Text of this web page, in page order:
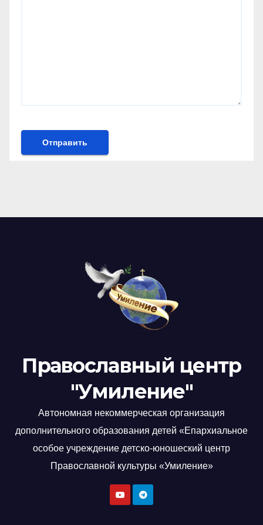
Православный центр
"Умиление"
Автономная некоммерческая организация
дополнительного образования детей «Епархиальное
особое учреждение детско-юношеский центр
Православной культуры «Умиление»